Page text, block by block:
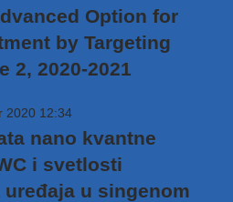
Option for
by Targeting
2, 2020-2021
2020 12:34
nano kvantne
i svetlosti
uređaja u singenom